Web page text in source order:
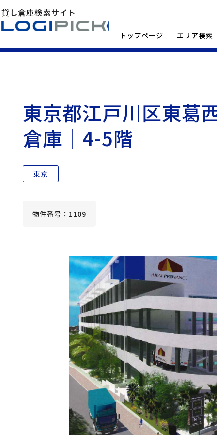
貸し倉庫検索サイト
トップページ エリア検索
東京都江戸川区東葛
倉庫｜4-5階
東京
物件番号：1109